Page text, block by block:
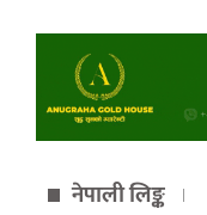
नेपाली लिङ्क